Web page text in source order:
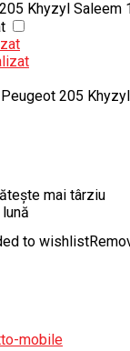
Khyzyl Saleem
205
mai târziu
to wishlist